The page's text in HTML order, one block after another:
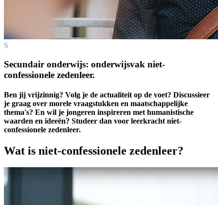
S
Secundair onderwijs: onderwijsvak niet-
confessionele zedenleer.
Ben jij vrijzinnig? Volg je de actualiteit op de voet? Discussieer
je graag over morele vraagstukken en maatschappelijke
thema's? En wil je jongeren inspireren met humanistische
waarden en ideeën? Studeer dan voor leerkracht niet-
confessionele zedenleer.
Wat is niet-confessionele zedenleer?